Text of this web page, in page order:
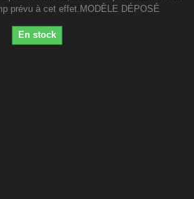
prévu à cet effet.MODÈLE DÉPOSÉ
En stock